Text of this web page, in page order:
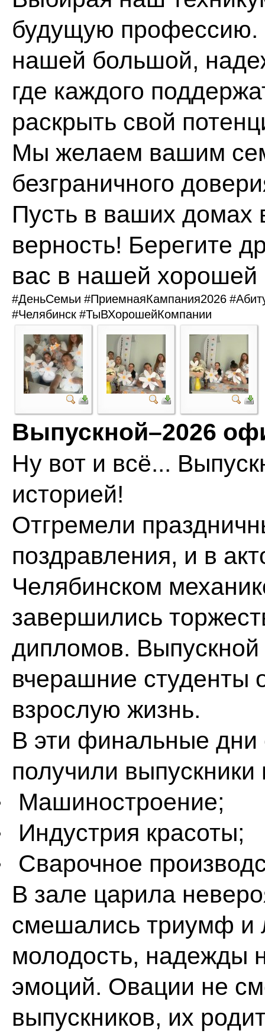
будущую профессию.
нашей большой,
где каждого
раскрыть свой
Мы желаем вашим
безграничного
Пусть в ваших домах
верность! Берегите
вас в нашей хорошей
#ДеньСемьи #ПриемнаяКампания2026
#Челябинск #ТыВХорошейКомпании
Выпускной–2026
Ну вот и всё...
историей!
Отгремели
поздравления, и в
Челябинском
завершились
дипломов.
вчерашние студенты
взрослую жизнь.
В эти финальные
получили
Машиностроение;
Индустрия красоты;
Сварочное
В зале царила
смешались триумф и
молодость, надежды
эмоций. Овации не
выпускников, их